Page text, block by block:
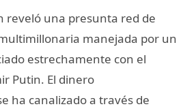
reveló una presunta red de
manejada por un
estrechamente con el
Putin. El dinero
ha canalizado a través de